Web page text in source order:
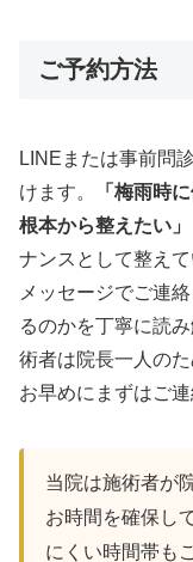
ご予約方法
LINEまたは事前問
けます。
「梅雨時
根本から整えたい」
ナンスとして整え
メッセージでご連
るのかを丁寧に読
術者は院長一人の
お早めにまずはご
当院は施術者が
お時間を確保し
にくい時間帯も